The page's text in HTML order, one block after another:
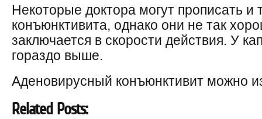
Некоторые доктора могут прописать и
конъюнктивита, однако они не так
заключается в скорости действия. У
гораздо выше.
Аденовирусный конъюнктивит можно
Related Posts: